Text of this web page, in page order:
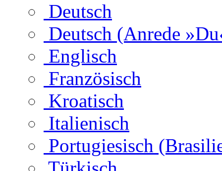
Deutsch
Deutsch (Anrede
Englisch
Französisch
Kroatisch
Italienisch
Portugiesisch